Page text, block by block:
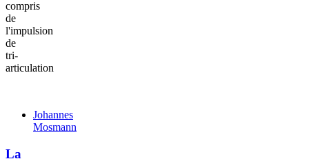
compris
de
l'impulsion
de
tri-
articulation
Johannes
Mosmann
La